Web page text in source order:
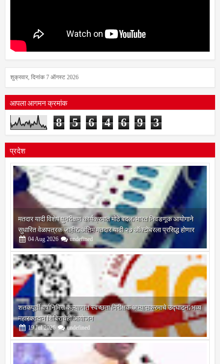
शुक्रवार, दिनांक 7 ऑगस्ट 2026
आपला आगमन क्रमांक
8 5 6 4 6 9 3
प्रदेश
मतदार यादी विशेष पुनरीक्षण कार्यक्रमात मोठे बदल; भारत निवडणूक आयोगाने
सुधारित वेळापत्रक जाहीर; अंतिम मतदार यादी २७ ऑक्टोबरला प्रसिद्ध होणार
undefined
शतकपूर्ती वर्षानिमित्त कल्याणात स्वच्छता निरीक्षक अभ्यासक्रमाचे उद्घाटन; भव्य
महारक्तदान शिबिराचेही आयोजन
19 Jul 2026 undefined